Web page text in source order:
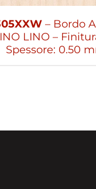
– Bordo
LINO –
Spessore: 0.50